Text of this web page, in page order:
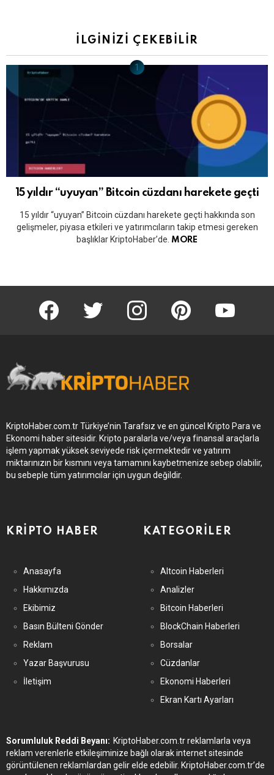
İLGINIZI ÇEKEBILIR
15 yıldır “uyuyan” Bitcoin cüzdanı harekete geçti
15 yıldır “uyuyan” Bitcoin cüzdanı harekete geçti hakkında son
gelişmeler, piyasa etkileri ve yatırımcıların takip etmesi gereken
başlıklar KriptoHaber’de. MORE
KriptoHaber Facebook
KriptoHaber TwitterKriptoHaber Instagram
pinterest KriptoHaber
KriptoHaber.com.tr Türkiye’nin Tarafsız ve en güncel Kripto Para ve
Ekonomi haber sitesidir. Kripto paralarla ve/veya finansal araçlarla
işlem yapmak yüksek seviyede risk içermektedir ve yatırım
miktarınızın bir kısmını veya tamamını kaybetmenize sebep olabilir,
bu sebeple tüm yatırımcılar için uygun değildir.
KRIPTO HABER
Anasayfa
Hakkımızda
Ekibimiz
Basın Bülteni Gönder
Reklam
Yazar Başvurusu
İletişim
KATEGORILER
Altcoin Haberleri
Analizler
Bitcoin Haberleri
BlockChain Haberleri
Borsalar
Cüzdanlar
Ekonomi Haberleri
Ekran Kartı Ayarları
Sorumluluk Reddi Beyanı: KriptoHaber.com.tr reklamlarla veya
reklam verenlerle etkileşiminize bağlı olarak internet sitesinde
görüntülenen reklamlardan gelir elde edebilir. KriptoHaber.com.tr’de